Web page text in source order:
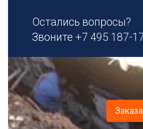
Остались вопросы?
Звоните +7 495 187-